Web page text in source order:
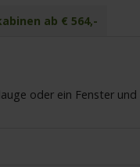
ab € 564,-
oder ein Fenster